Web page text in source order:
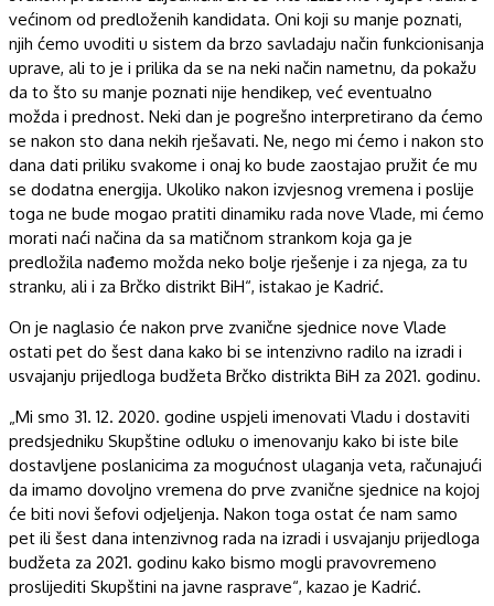
većinom od predloženih kandidata. Oni koji su manje poznati,
njih ćemo uvoditi u sistem da brzo savladaju način funkcionisanja
uprave, ali to je i prilika da se na neki način nametnu, da pokažu
da to što su manje poznati nije hendikep, već eventualno
možda i prednost. Neki dan je pogrešno interpretirano da ćemo
se nakon sto dana nekih rješavati. Ne, nego mi ćemo i nakon sto
dana dati priliku svakome i onaj ko bude zaostajao pružit će mu
se dodatna energija. Ukoliko nakon izvjesnog vremena i poslije
toga ne bude mogao pratiti dinamiku rada nove Vlade, mi ćemo
morati naći načina da sa matičnom strankom koja ga je
predložila nađemo možda neko bolje rješenje i za njega, za tu
stranku, ali i za Brčko distrikt BiH“, istakao je Kadrić.
On je naglasio će nakon prve zvanične sjednice nove Vlade
ostati pet do šest dana kako bi se intenzivno radilo na izradi i
usvajanju prijedloga budžeta Brčko distrikta BiH za 2021. godinu.
„Mi smo 31. 12. 2020. godine uspjeli imenovati Vladu i dostaviti
predsjedniku Skupštine odluku o imenovanju kako bi iste bile
dostavljene poslanicima za mogućnost ulaganja veta, računajući
da imamo dovoljno vremena do prve zvanične sjednice na kojoj
će biti novi šefovi odjeljenja. Nakon toga ostat će nam samo
pet ili šest dana intenzivnog rada na izradi i usvajanju prijedloga
budžeta za 2021. godinu kako bismo mogli pravovremeno
proslijediti Skupštini na javne rasprave“, kazao je Kadrić.